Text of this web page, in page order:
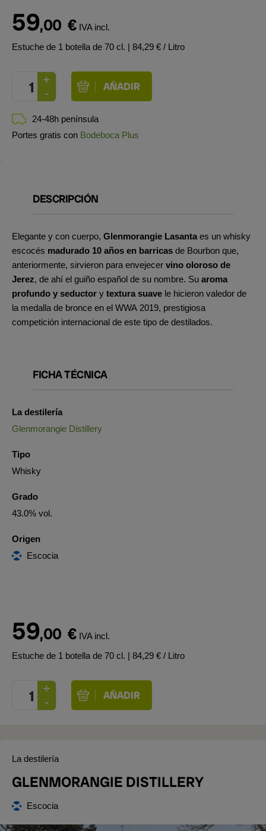
59,00 € IVA incl.
Estuche de 1 botella de 70 cl. | 84,29 € / Litro
24-48h península
Portes gratis con Bodeboca Plus
DESCRIPCIÓN
Elegante y con cuerpo, Glenmorangie Lasanta es un whisky
escocés madurado 10 años en barricas de Bourbon que,
anteriormente, sirvieron para envejecer vino oloroso de
Jerez, de ahí el guiño español de su nombre. Su aroma
profundo y seductor y textura suave le hicieron valedor de
la medalla de bronce en el WWA 2019, prestigiosa
competición internacional de este tipo de destilados.
FICHA TÉCNICA
La destilería
Glenmorangie Distillery
Tipo
Whisky
Grado
43.0% vol.
Origen
Escocia
59,00 € IVA incl.
Estuche de 1 botella de 70 cl. | 84,29 € / Litro
La destilería
GLENMORANGIE DISTILLERY
Escocia